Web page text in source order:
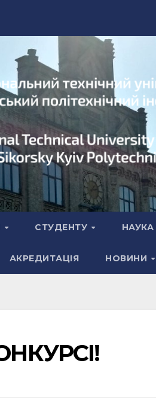
СТУДЕНТУ НАУКА
АКРЕДИТАЦІЯ НОВИНИ